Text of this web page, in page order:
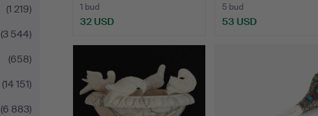
(1 219)
(3 544)
(658)
(14 151)
(6 883)
1 bud
32 USD
5 bud
53 USD